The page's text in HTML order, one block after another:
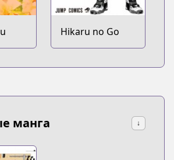
Hikaru no Go
манга ↓